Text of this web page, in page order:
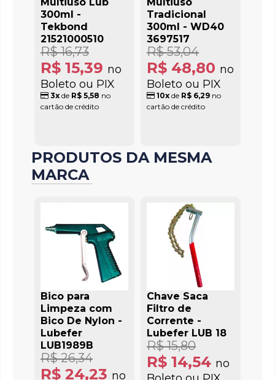
300ml -
Tekbond
21521000510
R$ 15,39 no
Boleto ou PIX
R$ 16,73
3x de R$ 5,58 no
cartão de crédito
Tradicional
300ml - WD40
3697517
R$ 48,80 no
Boleto ou PIX
R$ 53,04
10xde R$ 6,29no
cartão de crédito
PRODUTOS DA MESMA
MARCA
Bico para
Limpeza com
Bico De Nylon -
Lubefer
LUB1989B
R$ 24,23 no
R$ 26,34
Chave Saca
Filtro de
Corrente -
Lubefer LUB 18
R$ 14,54 no
R$ 15,80